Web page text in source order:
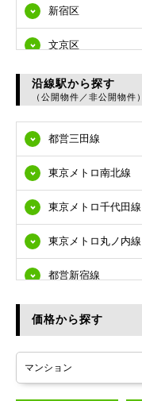
新宿区
文京区
台東区
江東区
品川区
目黒区
大田区
世田谷区
渋谷区
練馬区
葛飾区
沿線駅から探す
（公開物件／非公開物件）
都営三田線
東京メトロ南北線
東京メトロ千代田線
東京メトロ丸ノ内線
都営新宿線
価格から探す